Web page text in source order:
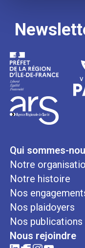
Qui sommes-
Notre
Notre histoire
Nos
Nos plaidoyers
Nos publications
Nous rejoindre